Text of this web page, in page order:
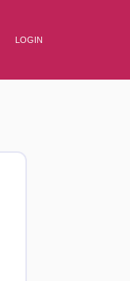
LOGIN